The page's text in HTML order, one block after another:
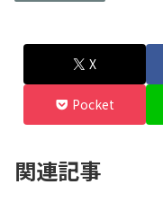
X
Pocket
関連記事